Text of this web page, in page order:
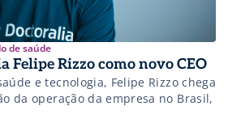
de saúde
Felipe Rizzo como novo CEO
e tecnologia, Felipe Rizzo chega
da operação da empresa no Brasil,